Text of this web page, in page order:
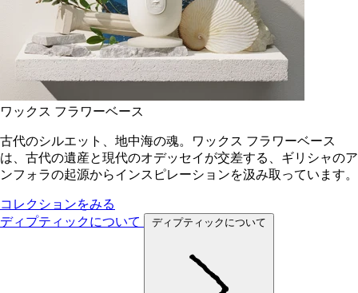
ワックス フラワーベース
古代のシルエット、地中海の魂。ワックス フラワーベース
は、古代の遺産と現代のオデッセイが交差する、ギリシャのア
ンフォラの起源からインスピレーションを汲み取っています。
コレクションをみる
ディプティックについて
ディプティックについて